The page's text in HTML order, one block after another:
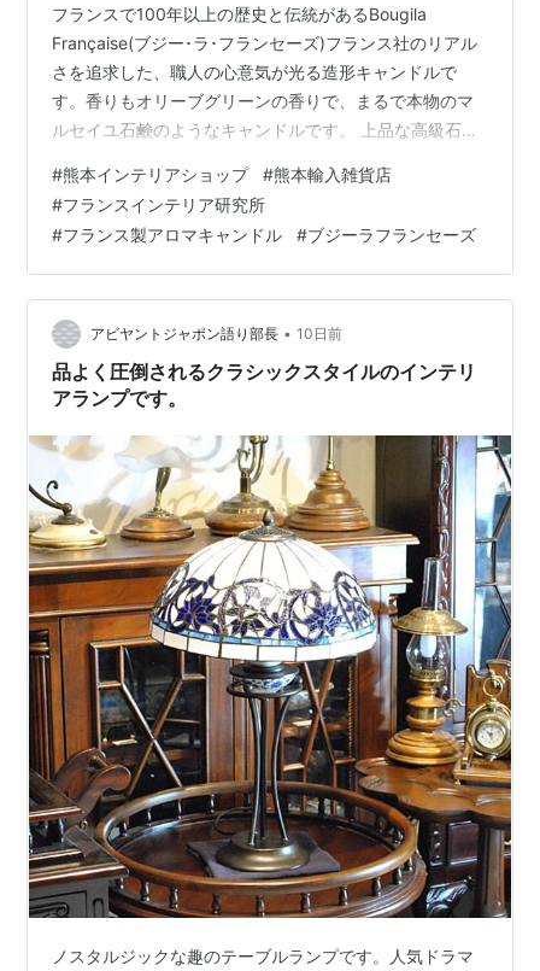
フランスで100年以上の歴史と伝統があるBougila
Française(ブジー･ラ･フランセーズ)フランス社のリアル
さを追求した、職人の心意気が光る造形キャンドルで
す。香りもオリーブグリーンの香りで、まるで本物のマ
ルセイユ石鹸のようなキャンドルです。 上品な高級石鹸
ンドル本体サイズ：W70×L70×H75mm香り：オリーブ
グリーンの香り燃焼時間：約35時間燃焼時間は無風・気
温20〜28度前後の環境下における平均値です。湿度・気
温・風など異なる使用状況によりこれより大きく変化し
ます。原産国：フランス価格：3,000円【税別】
www.abi…
#熊本インテリアショップ #熊本輸入雑貨店
#フランスインテリア研究所
#フランス製アロマキャンドル #ブジーラフランセーズ
アビヤントジャポン語り部長 • 10日前
品よく圧倒されるクラシックスタイルのインテリ
アランプです。
ノスタルジックな趣のテーブルランプです。人気ドラマ